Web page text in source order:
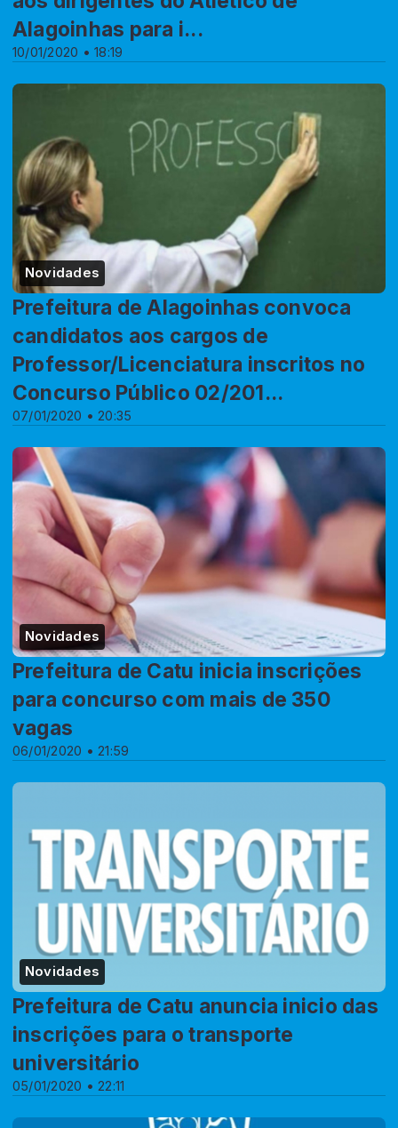
10/01/2020 • 18:19
Alagoinhas para i...
Novidades
07/01/2020 • 20:35
Prefeitura de Alagoinhas convoca
candidatos aos cargos de
Professor/Licenciatura inscritos no
Concurso Público 02/201...
Novidades
06/01/2020 • 21:59
Prefeitura de Catu inicia inscrições
para concurso com mais de 350
vagas
Novidades
05/01/2020 • 22:11
Prefeitura de Catu anuncia inicio das
inscrições para o transporte
universitário